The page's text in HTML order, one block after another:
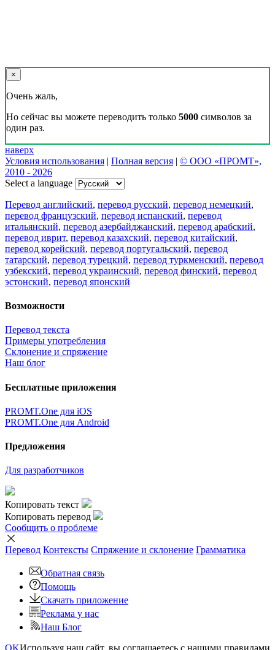
×
Очень жаль,
Но сейчас вы можете переводить только 5000 символов за
один раз.
наверх
Условия использования | Полная версия | © ООО «ПРОМТ»,
2010 - 2026
Select a language
Перевод английский, перевод русский, перевод немецкий,
перевод французский, перевод испанский, перевод
итальянский, перевод азербайджанский, перевод арабский,
перевод иврит, перевод казахский, перевод китайский,
перевод корейский, перевод португальский, перевод
татарский, перевод турецкий, перевод туркменский, перевод
узбекский, перевод украинский, перевод финский, перевод
эстонский, перевод японский
Возможности
Перевод текста
Примеры употребления
Склонение и спряжение
Наш блог
Бесплатные приложения
PROMT.One для iOS
PROMT.One для Android
Предложения
Для разработчиков
Копировать текст
Копировать перевод
Сообщить о проблеме
Перевод Контексты Спряжение и склонение Грамматика
Обратная связь
Помощь
Скачать приложение
Реклама у нас
Наш Блог